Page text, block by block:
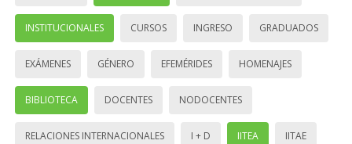
INSTITUCIONALES CURSOS INGRESO GRADUADOS
EXÁMENES GÉNERO EFEMÉRIDES HOMENAJES
BIBLIOTECA DOCENTES NODOCENTES
RELACIONES INTERNACIONALES I + D IITEA IITAE